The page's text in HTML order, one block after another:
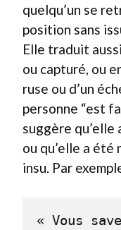
quelqu’un se
position sans
Elle traduit
ou capturé, ou
ruse ou d’un
personne “est
suggère qu’elle
ou qu’elle a
insu. Par
« Vous